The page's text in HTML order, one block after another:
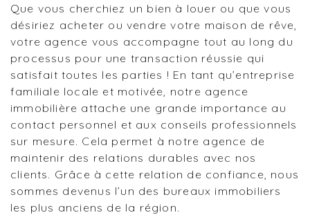
Que vous cherchiez un bien à louer ou que vous
désiriez acheter ou vendre votre maison de rêve,
votre agence vous accompagne tout au long du
processus pour une transaction réussie qui
satisfait toutes les parties ! En tant qu’entreprise
familiale locale et motivée, notre agence
immobilière attache une grande importance au
contact personnel et aux conseils professionnels
sur mesure. Cela permet à notre agence de
maintenir des relations durables avec nos
clients. Grâce à cette relation de confiance, nous
sommes devenus l’un des bureaux immobiliers
les plus anciens de la région.